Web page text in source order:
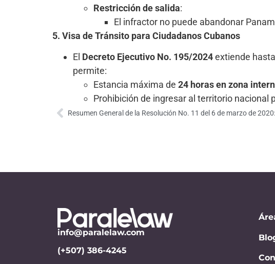
Restricción de salida:
El infractor no puede abandonar
5. Visa de Tránsito para Ciudadanos Cubanos
El Decreto Ejecutivo No. 195/2024extiende hasta
permite:
Estancia máxima de 24 horas en zona
Prohibición de ingresar al territorio nacional
info@paralelaw.com
(+507) 386-4245